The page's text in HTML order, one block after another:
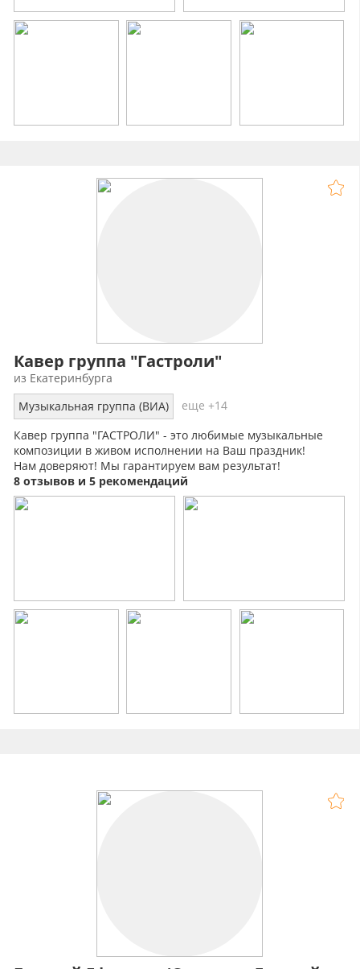
Кавер группа "Гастроли"
из Екатеринбурга
Музыкальная группа (ВИА)
еще +14
Кавер группа "ГАСТРОЛИ" - это любимые музыкальные
композиции в живом исполнении на Ваш праздник!
Нам доверяют! Мы гарантируем вам результат!
8 отзывов и 5 рекомендаций